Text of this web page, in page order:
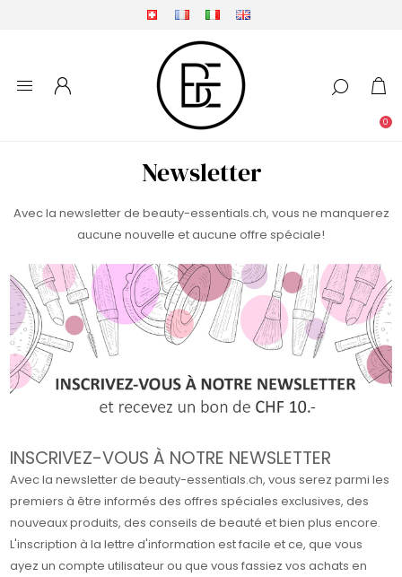
0
Newsletter
Avec la newsletter de beauty-essentials.ch, vous ne manquerez
aucune nouvelle et aucune offre spéciale!
INSCRIVEZ-VOUS À NOTRE NEWSLETTER
Avec la newsletter de beauty-essentials.ch, vous serez parmi les
premiers à être informés des offres spéciales exclusives, des
nouveaux produits, des conseils de beauté et bien plus encore.
L'inscription à la lettre d'information est facile et ce, que vous
ayez un compte utilisateur ou que vous fassiez vos achats en